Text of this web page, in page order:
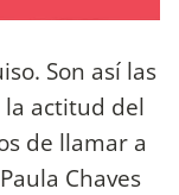
Son así las
la actitud del
de llamar a
Chaves